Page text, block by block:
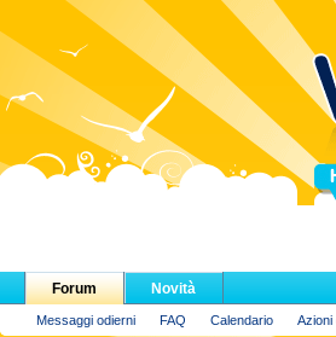
Forum
Messaggi odierni FAQ Calendario Azioni
Novità